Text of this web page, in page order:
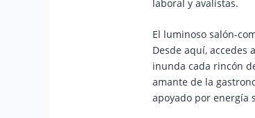
laboral y avalistas.
El luminoso salón-
Desde aquí,
inunda cada rincón
amante de la
apoyado por energía